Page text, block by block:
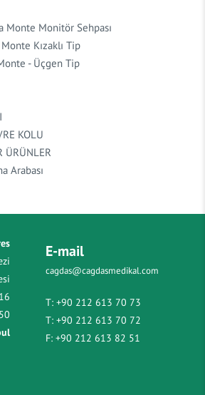
Monte Monitör Sehpası
Kızaklı Tip
- Üçgen Tip
KOLU
ÜRÜNLER
Arabası
E-mail
cagdas@cagdasmedikal.com
T: +90 212 613 70 73
T: +90 212 613 70 72
F: +90 212 613 82 51